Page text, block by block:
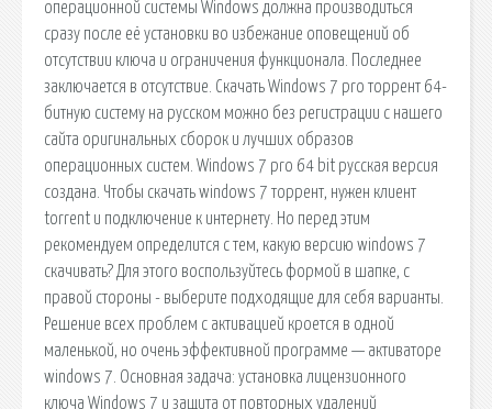
операционной системы Windows должна производиться
сразу после её установки во избежание оповещений об
отсутствии ключа и ограничения функционала. Последнее
заключается в отсутствие. Скачать Windows 7 pro торрент 64-
битную систему на русском можно без регистрации с нашего
сайта оригинальных сборок и лучших образов
операционных систем. Windows 7 pro 64 bit русская версия
создана. Чтобы скачать windows 7 торрент, нужен клиент
torrent и подключение к интернету. Но перед этим
рекомендуем определится с тем, какую версию windows 7
скачивать? Для этого воспользуйтесь формой в шапке, с
правой стороны - выберите подходящие для себя варианты.
Решение всех проблем с активацией кроется в одной
маленькой, но очень эффективной программе — активаторе
windows 7. Основная задача: установка лицензионного
ключа Windows 7 и защита от повторных удалений